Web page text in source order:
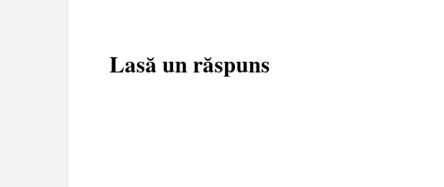
Lasă un răspuns